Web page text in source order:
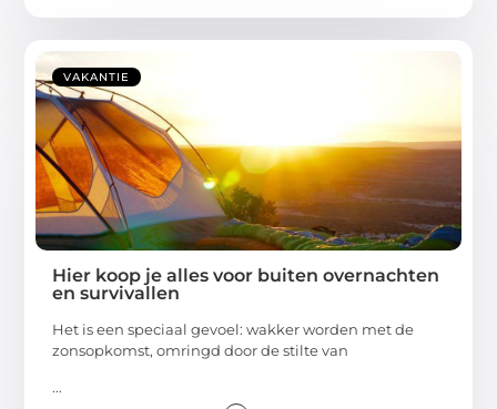
VAKANTIE
Hier koop je alles voor buiten overnachten
en survivallen
Het is een speciaal gevoel: wakker worden met de
zonsopkomst, omringd door de stilte van
...